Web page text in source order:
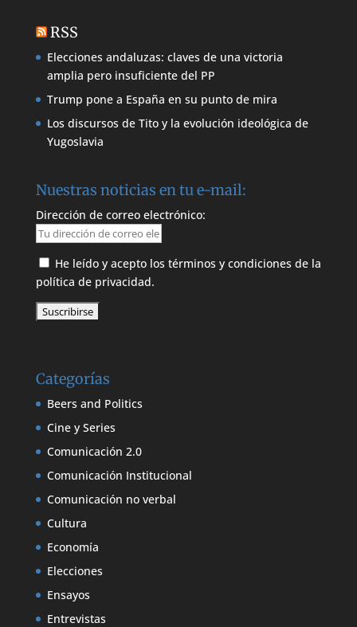
RSS
Elecciones andaluzas: claves de una victoria
amplia pero insuficiente del PP
Trump pone a España en su punto de mira
Los discursos de Tito y la evolución ideológica de
Yugoslavia
Nuestras noticias en tu e-mail:
Dirección de correo electrónico:
He leído y acepto los términos y condiciones de la
política de privacidad.
Categorías
Beers and Politics
Cine y Series
Comunicación 2.0
Comunicación Institucional
Comunicación no verbal
Cultura
Economía
Elecciones
Ensayos
Entrevistas